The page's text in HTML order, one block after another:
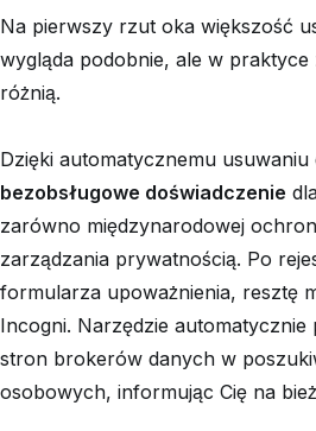
Na pierwszy rzut oka większość
wygląda podobnie, ale w praktyce
różnią.
Dzięki automatycznemu usuwaniu
bezobsługowe doświadczenie
zarówno międzynarodowej
zarządzania prywatnością. Po
formularza upoważnienia, resztę
Incogni. Narzędzie
stron brokerów danych w
osobowych, informując Cię na